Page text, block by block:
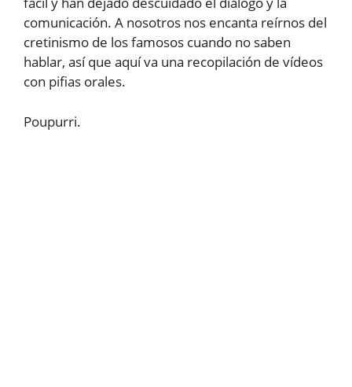
comunicación. A nosotros nos encanta reírnos del
cretinismo de los famosos cuando no saben
hablar, así que aquí va una recopilación de vídeos
con pifias orales.
Poupurri.